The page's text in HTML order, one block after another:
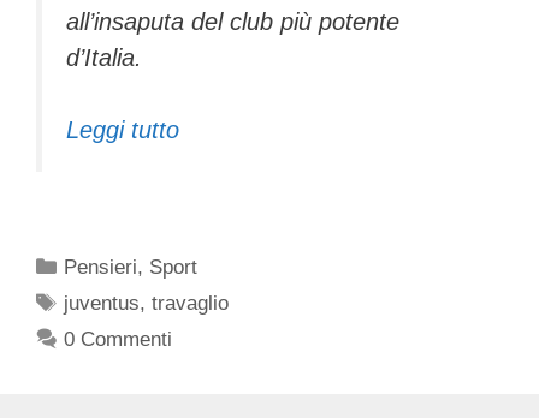
all’insaputa del club più potente
d’Italia.
Leggi tutto
Categorie
Pensieri, Sport
Tag
juventus,travaglio
0 Commenti